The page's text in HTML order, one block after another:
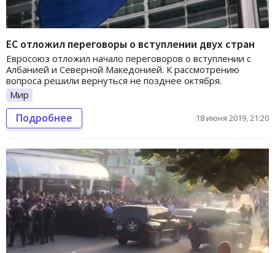
ЕС отложил переговоры о вступлении двух стран
Евросоюз отложил начало переговоров о вступлении с
Албанией и Северной Македонией. К рассмотрению
вопроса решили вернуться не позднее октября.
Мир
Подробнее 18 июня 2019, 21:20